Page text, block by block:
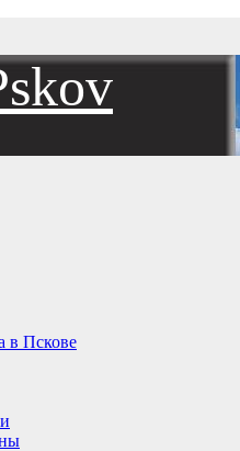
в Пскове